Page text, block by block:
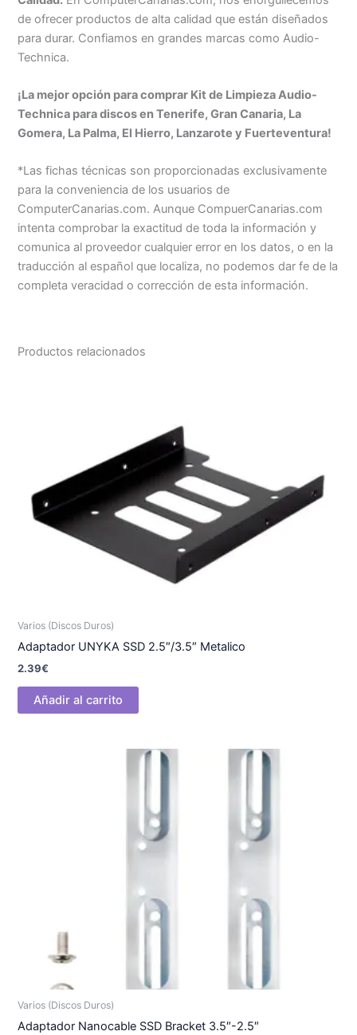
de ofrecer productos de alta calidad que están diseñados
para durar. Confiamos en grandes marcas como Audio-
Technica.
¡La mejor opción para comprar Kit de Limpieza Audio-
Technica para discos en Tenerife, Gran Canaria, La
Gomera, La Palma, El Hierro, Lanzarote y Fuerteventura!
*Las fichas técnicas son proporcionadas exclusivamente
para la conveniencia de los usuarios de
ComputerCanarias.com. Aunque CompuerCanarias.com
intenta comprobar la exactitud de toda la información y
comunica al proveedor cualquier error en los datos, o en la
traducción al español que localiza, no podemos dar fe de la
completa veracidad o corrección de esta información.
Productos relacionados
Varios (Discos Duros)
Adaptador UNYKA SSD 2.5″/3.5″ Metalico
2.39€
Añadir al carrito
Varios (Discos Duros)
Adaptador Nanocable SSD Bracket 3.5″-2.5″